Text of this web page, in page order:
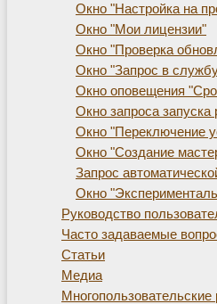
Окно "Настройка на
Окно "Мои лицензии"
Окно "Проверка
Окно "Запрос в
Окно оповещения
Окно запроса запуска
Окно "Переключение
Окно "Создание
Запрос
Окно
Руководство
Часто задаваемые
Статьи
Медиа